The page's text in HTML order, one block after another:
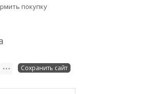
покупку
Сохранить сайт